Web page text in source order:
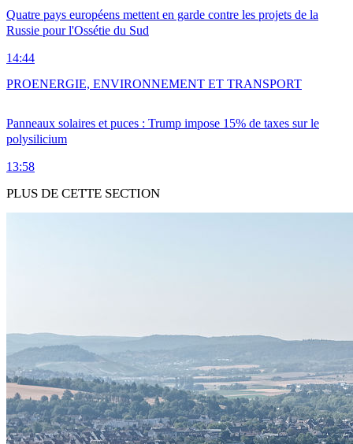
Quatre pays européens mettent en garde contre les projets de la
Russie pour l'Ossétie du Sud
14:44
Panneaux solaires et puces : Trump impose 15% de taxes sur le
polysilicium
13:58
PROENERGIE, ENVIRONNEMENT ET TRANSPORT
PLUS DE CETTE SECTION